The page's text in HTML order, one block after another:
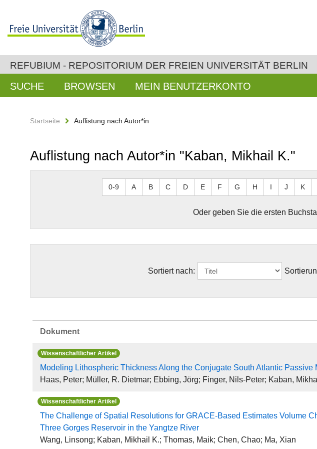
REFUBIUM - REPOSITORIUM DER FREIEN UNIVERSITÄT BERLIN
SUCHE BROWSEN MEIN BENUTZERKONTO
Startseite Auflistung nach Autor*in
Auflistung nach Autor*in "Kaban, Mikhail K."
0-9 A B C D E F G H I J K
Oder geben Sie die ersten
Sortiert nach:
Dokument
Wissenschaftlicher Artikel
Modeling Lithospheric Thickness Along the Conjugate South Atlantic Passive
Haas, Peter; Müller, R. Dietmar; Ebbing, Jörg; Finger, Nils-Peter; Kaban,
Wissenschaftlicher Artikel
The Challenge of Spatial Resolutions for GRACE-Based Estimates Volume
Three Gorges Reservoir in the Yangtze River
Wang, Linsong; Kaban, Mikhail K.; Thomas, Maik; Chen, Chao; Ma, Xian